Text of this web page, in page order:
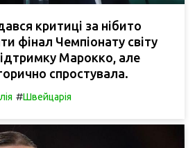
критиці за нібито
фінал Чемпіонату світу
Марокко, але
спростувала.
#Швейцарія